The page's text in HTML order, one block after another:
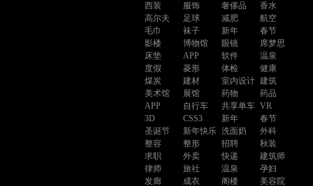
西装
服饰 奢侈品
香水
高尔夫
足球 减肥
航空
毛巾
袜子 新年
春节
影楼
博物馆 眼镜
席梦思
床垫
APP 软件
温泉
度假
菱形 体检
健康
煤炭
建材 室内设计 建筑
美术馆
展馆 药物
药品
APP
自行车 共享单车 VR
3D
CSS3 新年
春节
圣诞节
新年快乐 洗面奶
外科
整容
整形 招聘
秋装
求职
外卖 快递
建筑师
律师
旅社 温泉
孕妇
发廊
成衣 阁楼
美容院